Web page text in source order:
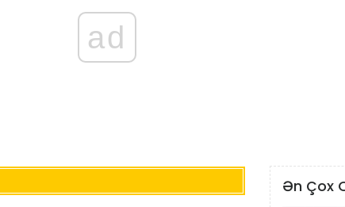
ad
Ən Çox